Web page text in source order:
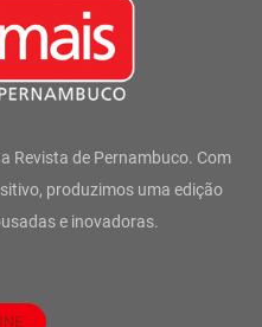
Revista de Pernambuco. Com
produzimos uma edição
e inovadoras.